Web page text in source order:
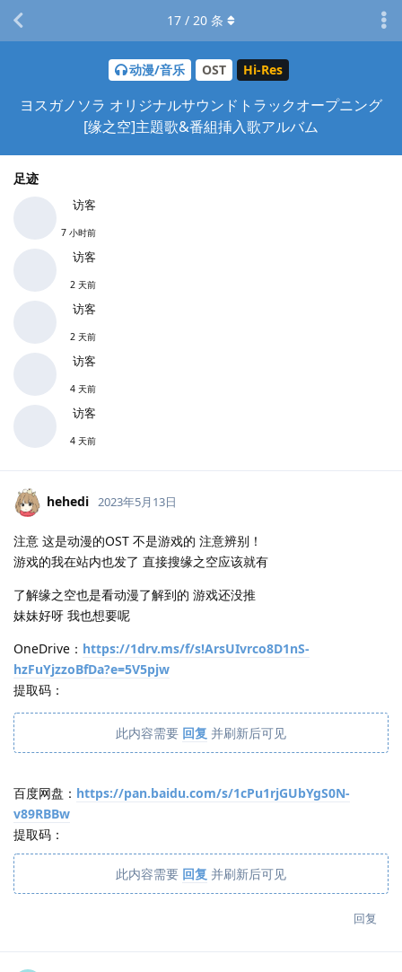
动漫/音乐 OST Hi-Res
ヨスガノソラ オリジナルサウンドトラックオープニング
[缘之空]主題歌&番組挿入歌アルバム
足迹
访客
7 小时前
访客
2 天前
访客
2 天前
访客
4 天前
访客
4 天前
17 / 20 条
hehedi 2023年5月13日
注意 这是动漫的OST 不是游戏的 注意辨别！
游戏的我在站内也发了 直接搜缘之空应该就有
了解缘之空也是看动漫了解到的 游戏还没推
妹妹好呀 我也想要呢
OneDrive： https://1drv.ms/f/s!ArsUIvrco8D1nS-
hzFuYjzzoBfDa?e=5V5pjw
提取码：
此内容需要 回复 并刷新后可见
百度网盘： https://pan.baidu.com/s/1cPu1rjGUbYgS0N-
v89RBBw
提取码：
此内容需要 回复 并刷新后可见
回复